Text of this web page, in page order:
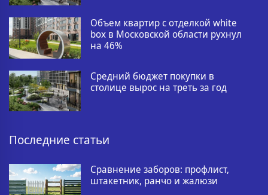
Объем квартир с отделкой white
box в Московской области рухнул
на 46%
Средний бюджет покупки в
столице вырос на треть за год
Последние статьи
Сравнение заборов: профлист,
штакетник, ранчо и жалюзи